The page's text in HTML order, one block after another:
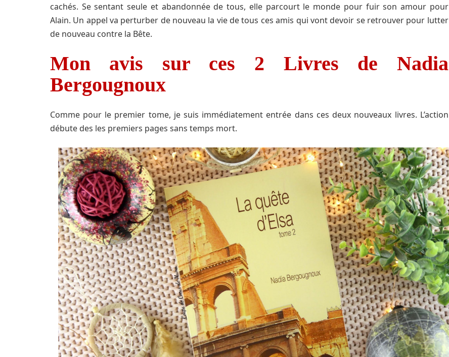
cachés. Se sentant seule et abandonnée de tous, elle parcourt le monde pour fuir son amour pour
Alain. Un appel va perturber de nouveau la vie de tous ces amis qui vont devoir se retrouver pour lutter
de nouveau contre la Bête.
Mon avis sur ces 2 Livres de Nadia
Bergougnoux
Comme pour le premier tome, je suis immédiatement entrée dans ces deux nouveaux livres. L’action
débute des les premiers pages sans temps mort.